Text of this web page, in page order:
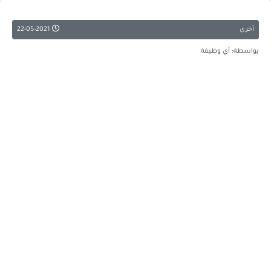
أخرى
بواسطة: أي وظيفة